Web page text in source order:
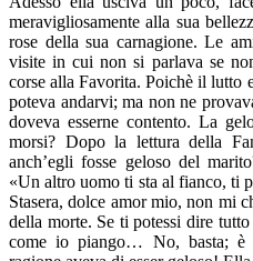
meravigliosamente alla sua
rose della sua carnagione. Le
visite in cui non si parlava se
corse alla Favorita. Poichè il lutto
poteva andarvi; ma non ne
doveva esserne contento. La
morsi? Dopo la lettura della
anch’egli fosse geloso del
«Un altro uomo ti sta al fianco, ti
Stasera, dolce amor mio, non mi
della morte. Se ti potessi dire
come io piango… No, basta; è